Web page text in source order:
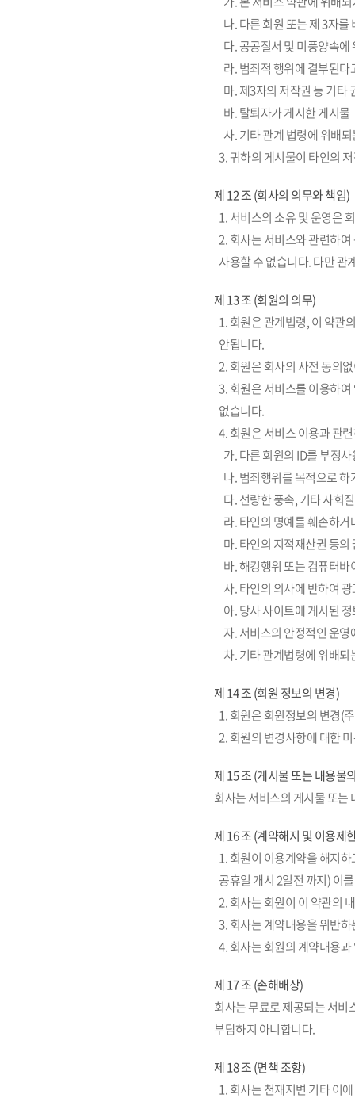
나. 다른 회원 또는 제 3자
다. 공공질서 및 미풍양속
라. 범죄적 행위에 결부된
마. 제3자의 저작권 등 기타
바. 탈퇴자가 게시한 게시물
사. 기타 관계 법령에 위배
3. 귀하의 게시물이 타인의
제 12 조 (회사의 의무와 책임)
1. 서비스의 소유 및 운영은
2. 회사는 서비스와 관련하
사용할 수 없습니다. 다만 관
제 13 조 (회원의 의무)
1. 회원은 관계법령, 이 약관
안됩니다.
2. 회원은 회사의 사전 동의
3. 회원은 서비스를 이용하
없습니다.
4. 회원은 서비스 이용과 관
가. 다른 회원의 ID를 부정
나. 범죄행위를 목적으로
다. 선량한 풍속, 기타 사회
라. 타인의 명예를 훼손하
마. 타인의 지적재산권 등
바. 해킹행위 또는 컴퓨터
사. 타인의 의사에 반하여
아. 당사 사이트에 게시된
자. 서비스의 안정적인 운
차. 기타 관계법령에 위배되
제 14 조 (회원 정보의 변경)
1. 회원은 회원정보의 변경(
2. 회원의 변경사항에 대한
제 15 조 (게시물 또는 내용물
회사는 서비스의 게시물 또는
제 16 조 (계약해지 및 이용제
1. 회원이 이용계약을 해지
공휴일 개시 2일전 까지) 이
2. 회사는 회원이 이 약관의
3. 회사는 계약내용을 위반
4. 회사는 회원의 계약내용
제 17 조 (손해배상)
회사는 무료로 제공되는 서비
부담하지 아니합니다.
제 18 조 (면책 조항)
1. 회사는 천재지변 기타 이